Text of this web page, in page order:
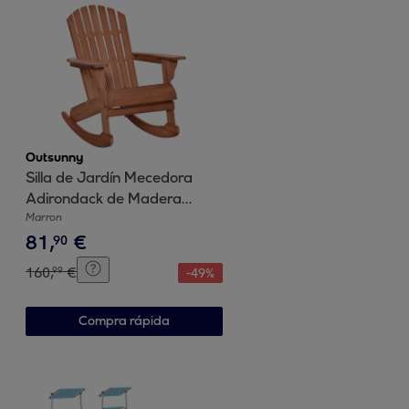
Outsunny
Silla de Jardín Mecedora
Adirondack de Madera
Natural 77x94x97cm Color
Teca
Marron
81,90 €
160,99 € -49%
Compra rápida